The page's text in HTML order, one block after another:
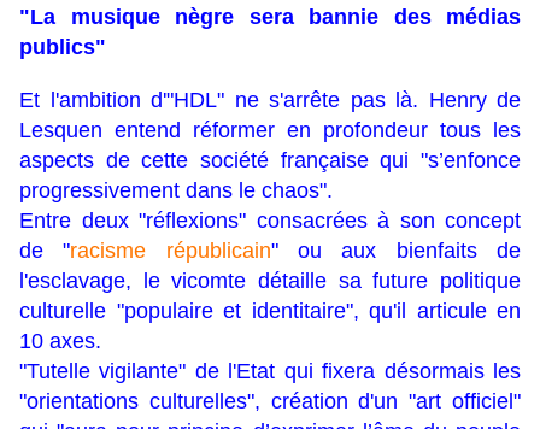
"La musique nègre sera bannie des médias
publics"
Et l'ambition d'"HDL" ne s'arrête pas là. Henry de
Lesquen entend réformer en profondeur tous les
aspects de cette société française qui "s’enfonce
progressivement dans le chaos".
Entre deux "réflexions" consacrées à son concept
de "racisme républicain" ou aux bienfaits de
l'esclavage, le vicomte détaille sa future politique
culturelle "populaire et identitaire", qu'il articule en
10 axes.
"Tutelle vigilante" de l'Etat qui fixera désormais les
"orientations culturelles", création d'un "art officiel"